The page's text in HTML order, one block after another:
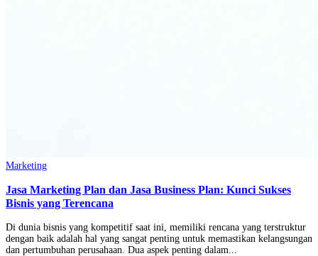
Marketing
Jasa Marketing Plan dan Jasa Business Plan: Kunci Sukses
Bisnis yang Terencana
Di dunia bisnis yang kompetitif saat ini, memiliki rencana yang terstruktur
dengan baik adalah hal yang sangat penting untuk memastikan kelangsungan
dan pertumbuhan perusahaan. Dua aspek penting dalam...